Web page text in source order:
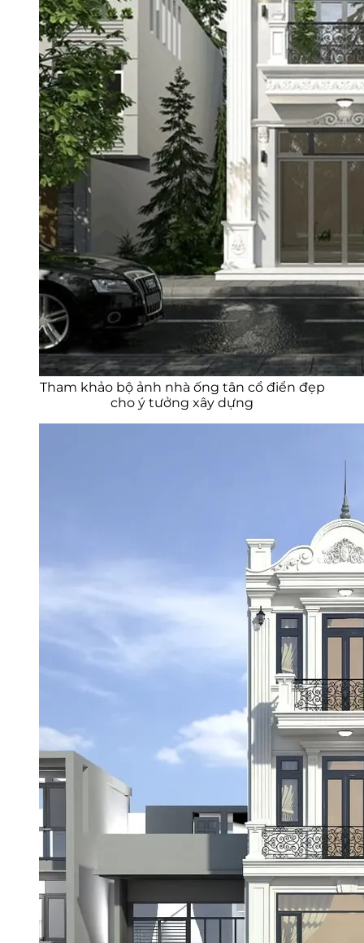
Tham khảo bộ ảnh nhà ống tân cổ điển đẹp
cho ý tưởng xây dựng